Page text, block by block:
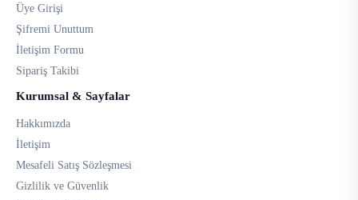
Üye Girişi
Şifremi Unuttum
İletişim Formu
Sipariş Takibi
Kurumsal & Sayfalar
Hakkımızda
İletişim
Mesafeli Satış Sözleşmesi
Gizlilik ve Güvenlik